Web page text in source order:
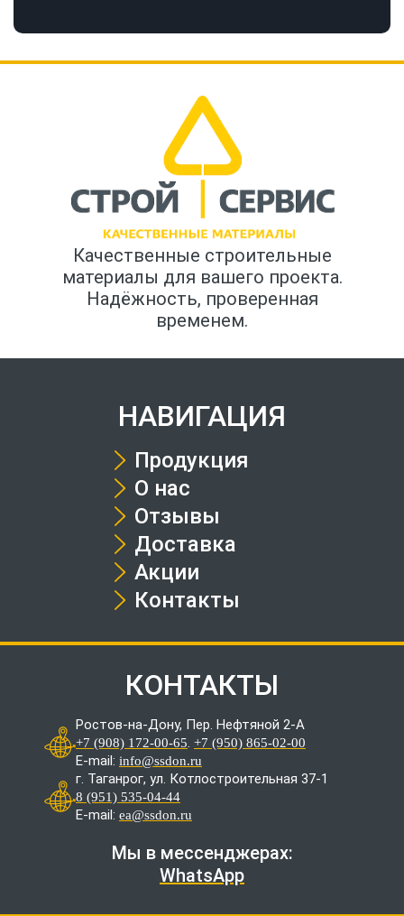
Качественные строительные
материалы для вашего проекта.
Надёжность, проверенная
временем.
НАВИГАЦИЯ
Продукция
О нас
Отзывы
Доставка
Акции
Контакты
КОНТАКТЫ
Ростов-на-Дону, Пер. Нефтяной 2-А
+7 (908) 172-00-65. +7 (950) 865-02-00
E-mail: info@ssdon.ru
г. Таганрог, ул. Котлостроительная 37-1
8 (951) 535-04-44
E-mail: ea@ssdon.ru
Мы в мессенджерах:
WhatsApp